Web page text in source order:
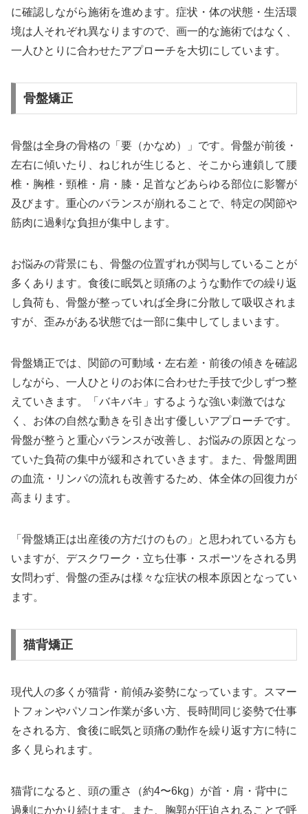
に確認しながら施術を進めます。症状・体の状態・生活環
境は人それぞれ異なりますので、画一的な施術ではなく、
一人ひとりに合わせたアプローチを大切にしています。
骨盤矯正
骨盤は全身の骨格の「要（かなめ）」です。骨盤が前後・
左右に傾いたり、ねじれが生じると、そこから連鎖して腰
椎・胸椎・頸椎・肩・膝・足首などあらゆる部位に影響が
及びます。重心のバランスが崩れることで、特定の関節や
筋肉に過剰な負担が集中します。
お悩みの背景にも、骨盤の位置ずれが関与していることが
多くあります。食後に眠気と頭痛のような動作での繰り返
し負荷も、骨盤が整っていれば全身に分散して吸収されま
すが、歪みがある状態では一部に集中してしまいます。
骨盤矯正では、関節の可動域・左右差・前後の傾きを確認
しながら、一人ひとりのお体に合わせた手技で少しずつ整
えていきます。「バキバキ」するような強い刺激ではな
く、お体の自然な動きを引き出す優しいアプローチです。
骨盤が整うと重心バランスが改善し、お悩みの原因となっ
ていた負荷の集中が緩和されていきます。また、骨盤周囲
の血流・リンパの流れも改善するため、体全体の回復力が
高まります。
「骨盤矯正は出産後の方だけのもの」と思われている方も
いますが、デスクワーク・立ち仕事・スポーツをされる男
女問わず、骨盤の歪みは様々な症状の根本原因となってい
ます。
猫背矯正
現代人の多くが猫背・前傾み姿勢になっています。スマー
トフォンやパソコン作業が多い方、長時間同じ姿勢で仕事
をされる方、食後に眠気と頭痛の動作を繰り返す方に特に
多く見られます。
猫背になると、頭の重さ（約4〜6kg）が首・肩・背中に
過剰にかかり続けます。また、胸郭が圧迫されることで呼